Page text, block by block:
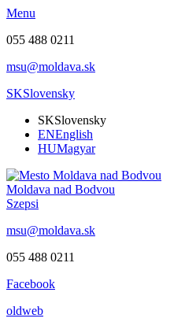
Menu
055 488 0211
msu@moldava.sk
SKSlovensky
SKSlovensky
ENEnglish
HUMagyar
Moldava nad Bodvou
Szepsi
msu@moldava.sk
055 488 0211
Facebook
oldweb